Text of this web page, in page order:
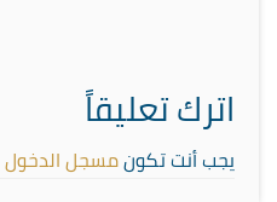
اترك تعليقاً
يجب أنت تكونمسجل الدخول